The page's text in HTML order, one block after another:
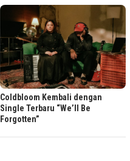
Coldbloom Kembali dengan
Single Terbaru “We’ll Be
Forgotten”